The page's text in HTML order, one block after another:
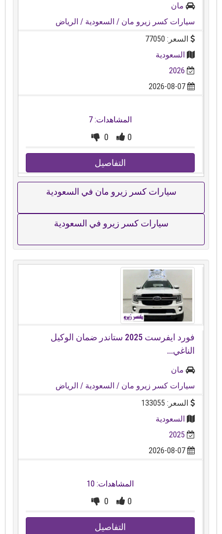
مان
سيارات كسر زيرو مان/ السعودية/ الرياض
السعر: 77050
السعودية
2026
2026-08-07
المشاهدات: 7
0
0
التفاصيل
سيارات كسر زيرو مان في السعودية
سيارات كسر زيرو في السعودية
فورد ايفرست ⁦⁦2025⁩⁩ ستاندر ضمان الوكيل
الناغي...
مان
سيارات كسر زيرو مان/ السعودية/ الرياض
السعر: 133055
السعودية
2025
2026-08-07
المشاهدات: 10
0
0
التفاصيل